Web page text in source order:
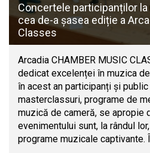
Concertele participanților
cea de-a șasea ediție a
Classes
Arcadia CHAMBER MUSIC
dedicat excelenței în muzica
în acest an participanți și public
masterclassuri, programe de
muzică de cameră, se apropie
evenimentului sunt, la rândul
programe muzicale captivante.